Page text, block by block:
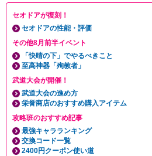
セオドアが復刻！
セオドアの性能・評価
その他8月前半イベント
「快晴の下」でやるべきこと
至高神器「殉教者」
武道大会が開催！
武道大会の進め方
栄誉商店のおすすめ購入アイテム
攻略班のおすすめ記事
最強キャラランキング
交換コード一覧
2400円クーポン使い道